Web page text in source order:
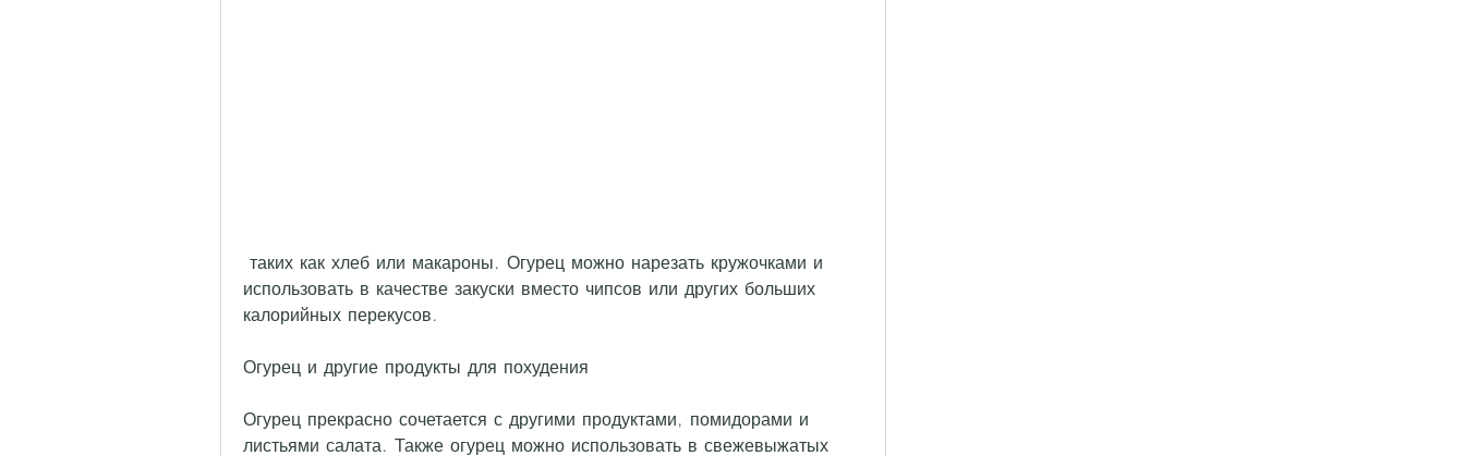
использовать в качестве закуски вместо чипсов или других больших
калорийных перекусов.
Огурец и другие продукты для похудения
Огурец прекрасно сочетается с другими продуктами, помидорами и
листьями салата. Также огурец можно использовать в свежевыжатых